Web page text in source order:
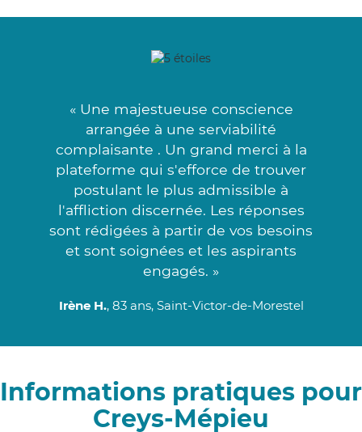
« Une majestueuse conscience
arrangée à une serviabilité
complaisante . Un grand merci à la
plateforme qui s'efforce de trouver
postulant le plus admissible à
l'affliction discernée. Les réponses
sont rédigées à partir de vos besoins
et sont soignées et les aspirants
engagés. »
Irène H., 83 ans, Saint-Victor-de-Morestel
Informations pratiques pour
Creys-Mépieu